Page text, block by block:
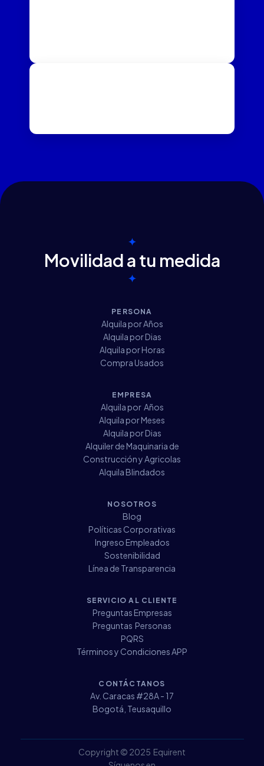
✦
Movilidad a tu medida
✦
PERSONA
Alquila por Años
Alquila por Dias
Alquila por Horas
Compra Usados
EMPRESA
Alquila por Años
Alquila por Meses
Alquila por Dias
Alquiler de Maquinaria de
Construcción y Agricolas
Alquila Blindados
NOSOTROS
Blog
Políticas Corporativas
Ingreso Empleados
Sostenibilidad
Línea de Transparencia
SERVICIO AL CLIENTE
Preguntas Empresas
Preguntas Personas
PQRS
Términos y Condiciones APP
CONTÁCTANOS
Av. Caracas #28A - 17
Bogotá, Teusaquillo
Copyright © 2025 Equirent